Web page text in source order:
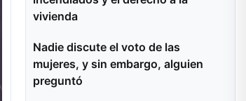
vivienda
Nadie discute el voto de las
mujeres, y sin embargo, alguien
preguntó